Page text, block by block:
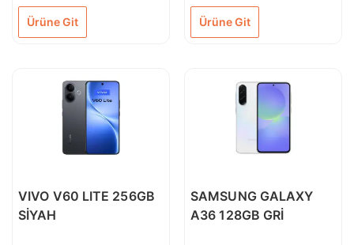
Ürüne Git Ürüne Git
VIVO V60 LITE 256GB
SİYAH
SAMSUNG GALAXY
A36 128GB GRİ